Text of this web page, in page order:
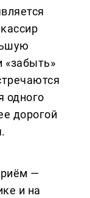
«забыть»
одного
дорогой
—
и на